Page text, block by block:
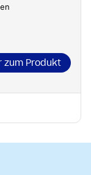
zum Produkt